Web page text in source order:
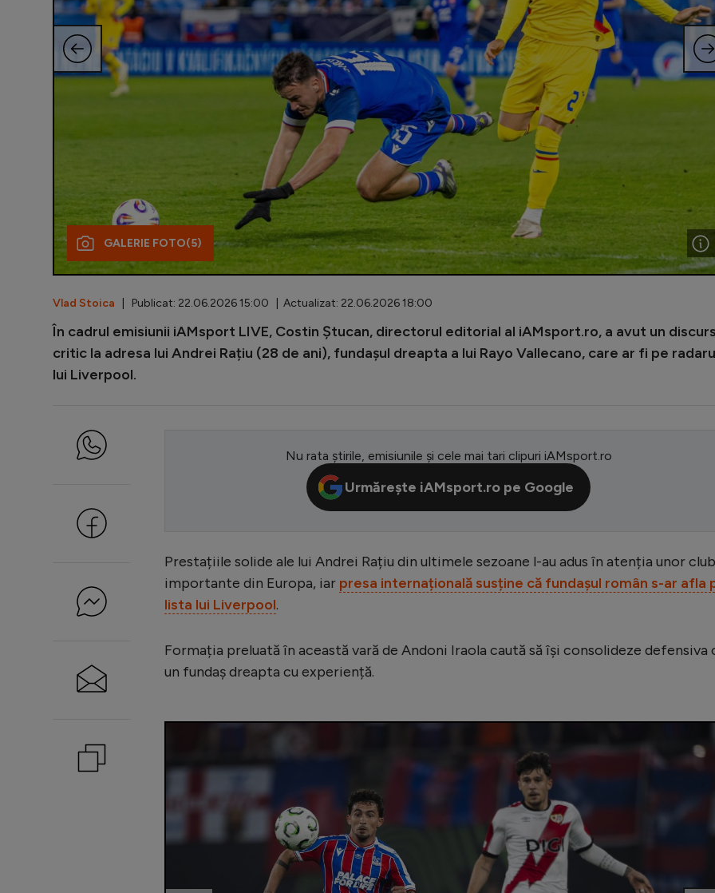
GALERIE FOTO(5)
Vlad Stoica | Publicat: 22.06.2026 15:00 | Actualizat: 22.06.2026 18:00
În cadrul emisiunii iAMsport LIVE, Costin Ștucan, directorul editorial al iAMsport.ro, a avut un
critic la adresa lui Andrei Rațiu (28 de ani), fundașul dreapta a lui Rayo Vallecano, care ar fi pe
lui Liverpool.
Nu rata știrile, emisiunile și cele mai tari clipuri iAMsport.ro
Urmărește iAMsport.ro pe Google
Prestațiile solide ale lui Andrei Rațiu din ultimele sezoane l-au adus în atenția unor
importante din Europa, iar presa internațională susține că fundașul român s-ar afla
lista lui Liverpool.
Formația preluată în această vară de Andoni Iraola caută să își consolideze defensiva
un fundaș dreapta cu experiență.